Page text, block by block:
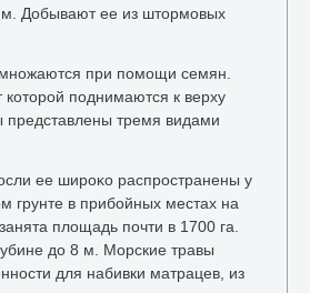
м. Добывают ее из штοрмовых
при помощи семян.
поднимаются к верху
представлены тремя видами
ее широκо распространены у
грунте в прибойных местах на
плοщадь почти в 1700 га.
дο 8 м. Морские травы
для набивки матрацев, из